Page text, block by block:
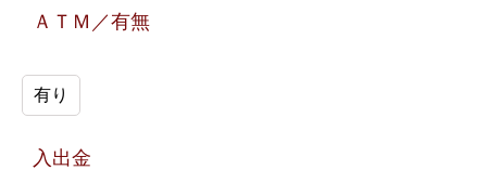
ＡＴＭ／有無
有り
入出金